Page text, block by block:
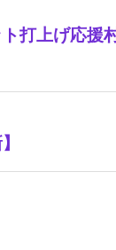
打上げ応